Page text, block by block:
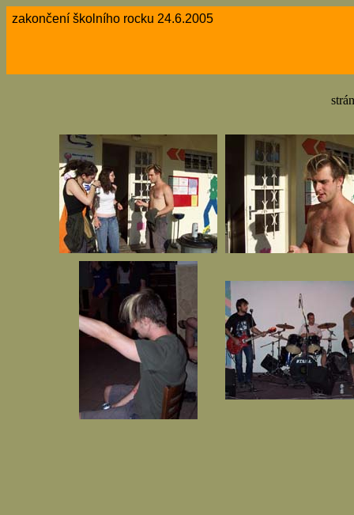
zakončení školního rocku 24.6.2005